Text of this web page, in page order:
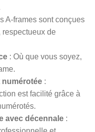
A-frames sont conçues
de
: Où que vous soyez,
numérotée :
est facilité grâce à
avec décennale :